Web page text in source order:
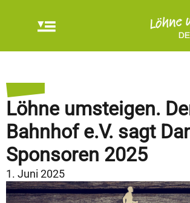
Löhne umsteigen.
Bahnhof e.V. sagt
Sponsoren 2025
1. Juni 2025